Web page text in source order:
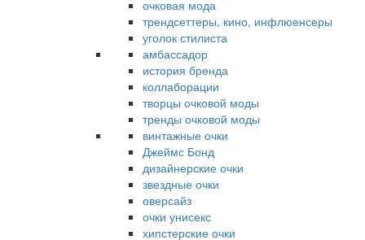
очковая мода
трендсеттеры, кино, инфлюенсеры
уголок стилиста
амбассадор
история бренда
коллаборации
творцы очковой моды
тренды очковой моды
винтажные очки
Джеймс Бонд
дизайнерские очки
звездные очки
оверсайз
очки унисекс
хипстерские очки